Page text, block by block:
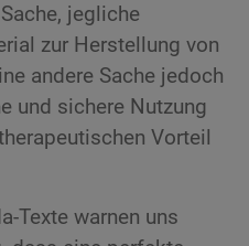
jegliche
zur Herstellung von
andere Sache jedoch
und sichere Nutzung
Vorteil
Texte warnen uns